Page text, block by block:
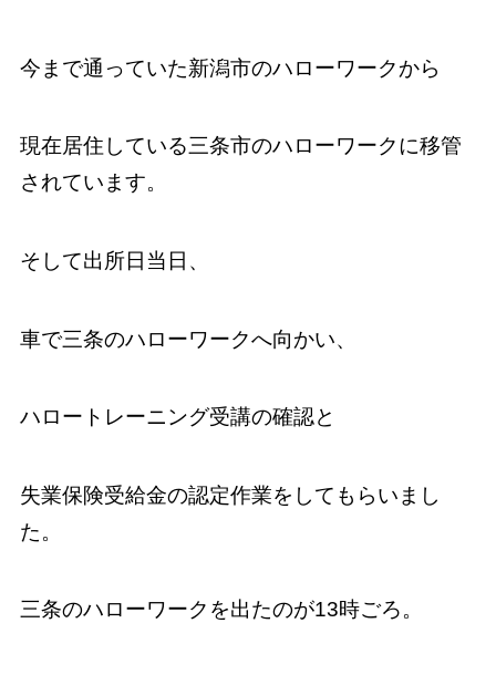
今まで通っていた新潟市のハローワークから
現在居住している三条市のハローワークに移管
されています。
そして出所日当日、
車で三条のハローワークへ向かい、
ハロートレーニング受講の確認と
失業保険受給金の認定作業をしてもらいまし
た。
三条のハローワークを出たのが13時ごろ。